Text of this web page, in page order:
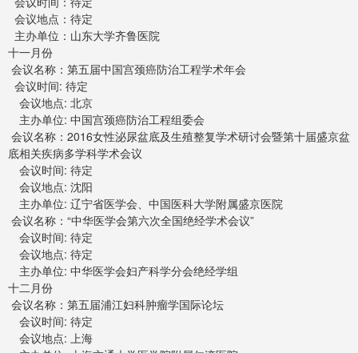
会议地点：待定
主办单位：山东大学齐鲁医院
十一月份
会议名称：第五届中国宫颈癌防治工程学术年会
会议时间: 待定
会议地点: 北京
主办单位: 中国宫颈癌防治工程组委会
会议名称：2016女性泌尿盆底及生殖整复学术研讨会暨第十届盛京盆
底相关疾病多学科学术会议
会议时间: 待定
会议地点: 沈阳
主办单位: 辽宁省医学会、中国医科大学附属盛京医院
会议名称：“中华医学会第六次全国绝经学术会议”
会议时间: 待定
会议地点: 待定
主办单位: 中华医学会妇产科学分会绝经学组
十二月份
会议名称：第五届浦江妇科肿瘤学国际论坛
会议时间: 待定
会议地点: 上海